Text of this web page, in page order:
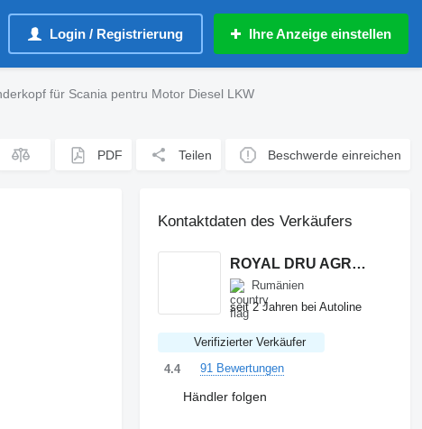
Login / Registrierung Ihre Anzeige einstellen
für Scania pentru Motor Diesel LKW
PDF Teilen Beschwerde einreichen
Kontaktdaten des Verkäufers
ROYAL DRU AGRO S.R.L.
Rumänien
seit 2 Jahren bei Autoline
Verifizierter Verkäufer
4.4
91 Bewertungen
Händler folgen